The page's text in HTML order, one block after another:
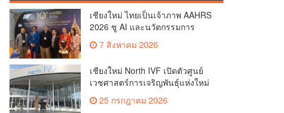
เชียงใหม่ ไทยเป็นเจ้าภาพ AAHRS
2026 ชู AI และนวัตกรรมการ
แพทย์ ผลักดัน Medical Hub และ
ศูนย์กลางปลูกผมแห่งเอเชีย(คลิป)
7 สิงหาคม 2026
เชียงใหม่ North IVF เปิดตัวศูนย์
เวชศาสตร์การเจริญพันธุ์แห่งใหม่
ยกระดับเชียงใหม่สู่ ศูนย์กลางการ
รักษาผู้มีบุตรยากของภูมิภาค(คลิป)
25 กรกฎาคม 2026